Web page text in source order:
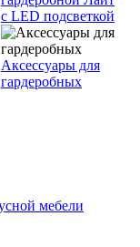
с LED подсветкой
Аксессуары для
гардеробных